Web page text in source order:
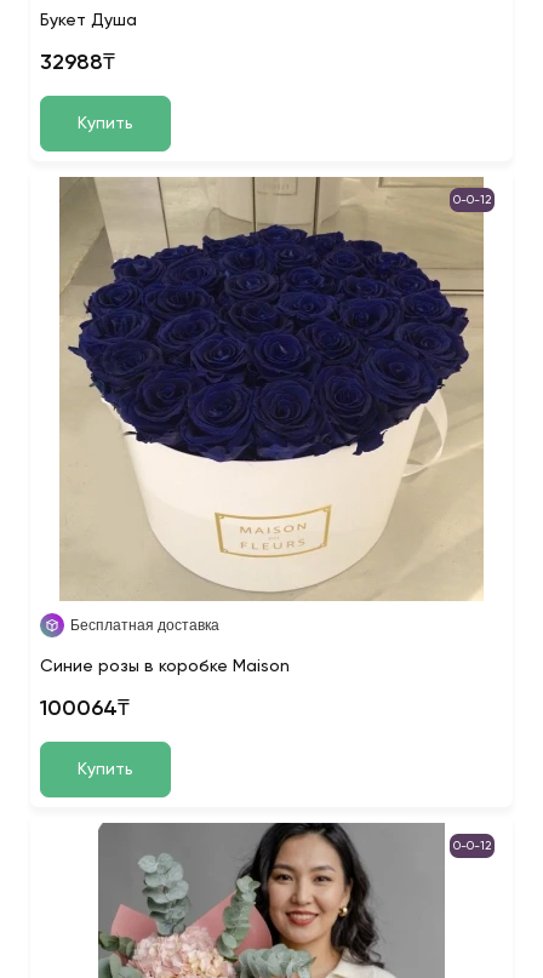
Букет Душа
32988₸
Купить
0-0-12
Бесплатная доставка
Синие розы в коробке Maison
100064₸
Купить
0-0-12